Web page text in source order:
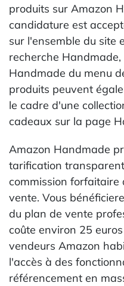
produits sur Amazon
candidature est
sur l'ensemble du site
recherche
Handmade du menu
produits peuvent
le cadre d'une
cadeaux sur la page
Amazon Handmade
tarification
commission forfaitaire
vente. Vous
du plan de vente
coûte environ 25
vendeurs Amazon
l'accès à des
référencement en